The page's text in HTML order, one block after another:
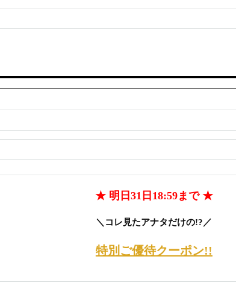
★ 明日31日18:59まで ★
＼コレ見たアナタだけの!?／
特別ご優待クーポン!!